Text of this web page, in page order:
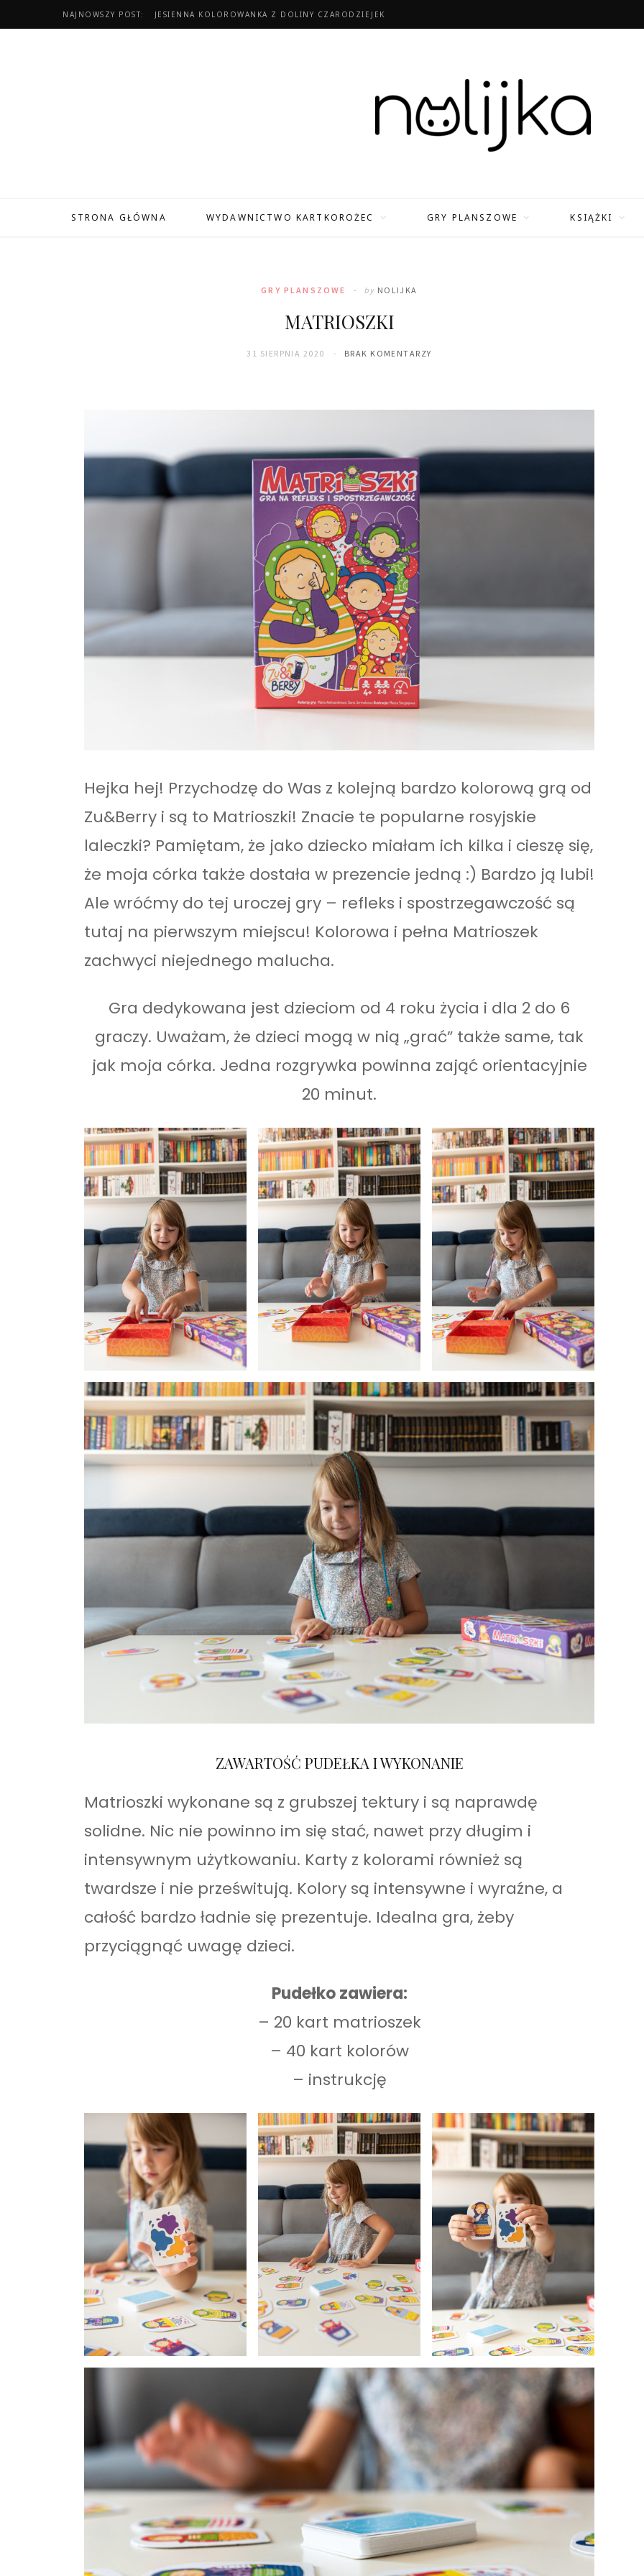
NAJNOWSZY POST: JESIENNA KOLOROWANKA Z DOLINY CZARODZIEJEK
STRONA GŁÓWNA WYDAWNICTWO KARTKOROŻEC GRY PLANSZOWE KSIĄŻKI
GRY PLANSZOWE by NOLIJKA
MATRIOSZKI
31 SIERPNIA 2020 BRAK KOMENTARZY
Hejka hej! Przychodzę do Was z kolejną bardzo kolorową grą od
Zu&Berry i są to Matrioszki! Znacie te popularne rosyjskie
laleczki? Pamiętam, że jako dziecko miałam ich kilka i cieszę się,
że moja córka także dostała w prezencie jedną :) Bardzo ją lubi!
Ale wróćmy do tej uroczej gry – refleks i spostrzegawczość są
tutaj na pierwszym miejscu! Kolorowa i pełna Matrioszek
zachwyci niejednego malucha.
Gra dedykowana jest dzieciom od 4 roku życia i dla 2 do 6
graczy. Uważam, że dzieci mogą w nią „grać” także same, tak
jak moja córka. Jedna rozgrywka powinna zająć orientacyjnie
20 minut.
ZAWARTOŚĆ PUDEŁKA I WYKONANIE
Matrioszki wykonane są z grubszej tektury i są naprawdę
solidne. Nic nie powinno im się stać, nawet przy długim i
intensywnym użytkowaniu. Karty z kolorami również są
twardsze i nie prześwitują. Kolory są intensywne i wyraźne, a
całość bardzo ładnie się prezentuje. Idealna gra, żeby
przyciągnąć uwagę dzieci.
Pudełko zawiera:
– 20 kart matrioszek
– 40 kart kolorów
– instrukcję